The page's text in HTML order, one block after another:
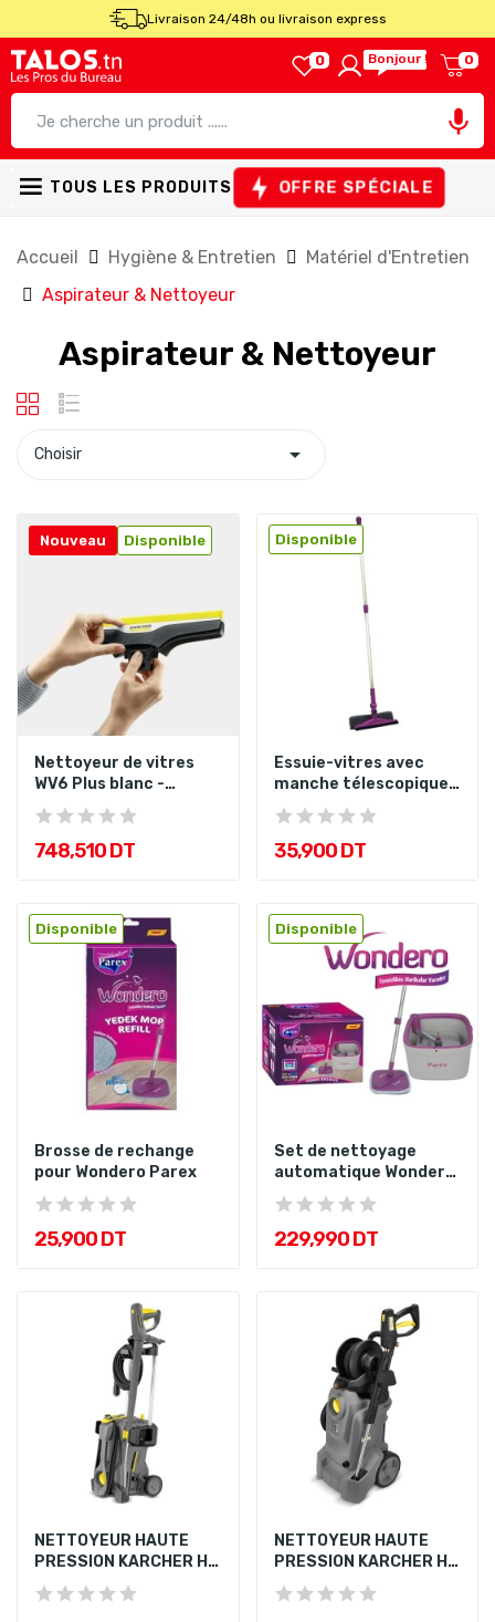
Livraison 24/48h ou livraison express
0 Bonjour ! 0

TOUS LES PRODUITS OFFRE SPÉCIALE
Accueil Hygiène & Entretien
Matériel d'Entretien
Aspirateur & Nettoyeur
Aspirateur & Nettoyeur
Choisir 
Nouveau Disponible
Nettoyeur de vitres
WV6 Plus blanc -
KARCHER
748,510 DT
Disponible
Essuie-vitres avec
manche télescopique
Parex
35,900 DT
Disponible
Brosse de rechange
pour Wondero Parex
25,900 DT
Disponible
Set de nettoyage
automatique Wondero
Parex
229,990 DT
NETTOYEUR HAUTE
PRESSION KARCHER HD
5/11 P+
NETTOYEUR HAUTE
PRESSION KARCHER HD
4/10 X Plus...